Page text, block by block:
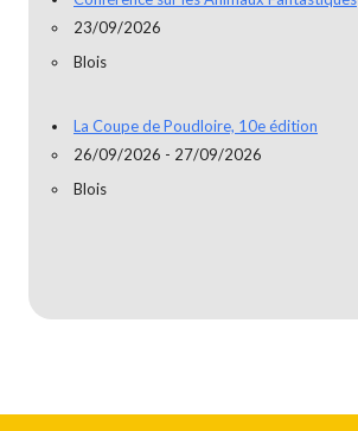
23/09/2026
Blois
La Coupe de Poudloire, 10e édition
26/09/2026 - 27/09/2026
Blois